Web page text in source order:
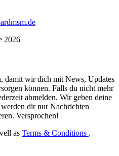
2026
damit wir dich mit News, Updates
können. Falls du nicht mehr
abmelden. Wir geben deine
dir nur Nachrichten
Versprochen!
as Terms & Conditions .